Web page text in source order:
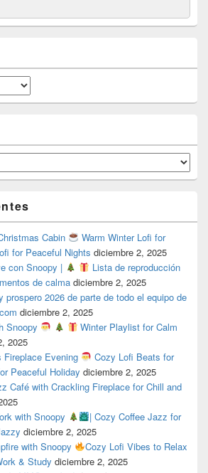
Cabin
Warm Winter Lofi for
for Peaceful Nights diciembre 2, 2025
con Snoopy |
Lista de reproducción
de calma diciembre 2, 2025
prospero 2026 de parte de todo el equipo de
diciembre 2, 2025
Snoopy
Winter Playlist for Calm
2025
Fireplace Evening
Cozy Lofi Beats for
Peaceful Holiday diciembre 2, 2025
Café with Crackling Fireplace for Chill and
with Snoopy
| Cozy Coffee Jazz for
diciembre 2, 2025
with Snoopy
Cozy Lofi Vibes to Relax
& Study diciembre 2, 2025